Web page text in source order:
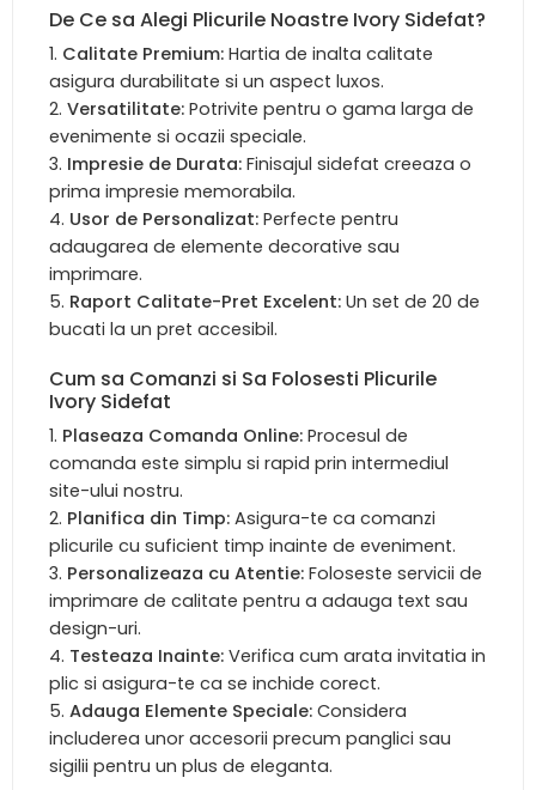
De Ce sa Alegi Plicurile Noastre Ivory Sidefat?
Calitate Premium: Hartia de inalta calitate
asigura durabilitate si un aspect luxos.
Versatilitate: Potrivite pentru o gama larga de
evenimente si ocazii speciale.
Impresie de Durata: Finisajul sidefat creeaza o
prima impresie memorabila.
Usor de Personalizat: Perfecte pentru
adaugarea de elemente decorative sau
imprimare.
Raport Calitate-Pret Excelent: Un set de 20 de
bucati la un pret accesibil.
Cum sa Comanzi si Sa Folosesti Plicurile
Ivory Sidefat
Plaseaza Comanda Online: Procesul de
comanda este simplu si rapid prin intermediul
site-ului nostru.
Planifica din Timp: Asigura-te ca comanzi
plicurile cu suficient timp inainte de eveniment.
Personalizeaza cu Atentie: Foloseste servicii de
imprimare de calitate pentru a adauga text sau
design-uri.
Testeaza Inainte: Verifica cum arata invitatia in
plic si asigura-te ca se inchide corect.
Adauga Elemente Speciale: Considera
includerea unor accesorii precum panglici sau
sigilii pentru un plus de eleganta.